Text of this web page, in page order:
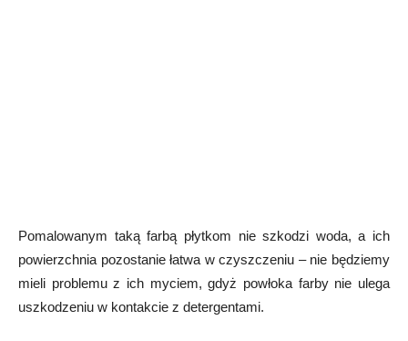
Pomalowanym taką farbą płytkom nie szkodzi woda, a ich
powierzchnia pozostanie łatwa w czyszczeniu – nie będziemy
mieli problemu z ich myciem, gdyż powłoka farby nie ulega
uszkodzeniu w kontakcie z detergentami.